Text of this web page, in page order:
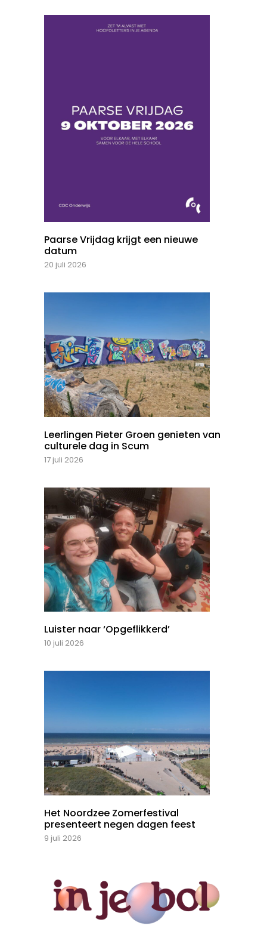
Paarse Vrijdag krijgt een nieuwe
datum
20 juli 2026
Leerlingen Pieter Groen genieten van
culturele dag in Scum
17 juli 2026
Luister naar ‘Opgeflikkerd’
10 juli 2026
Het Noordzee Zomerfestival
presenteert negen dagen feest
9 juli 2026